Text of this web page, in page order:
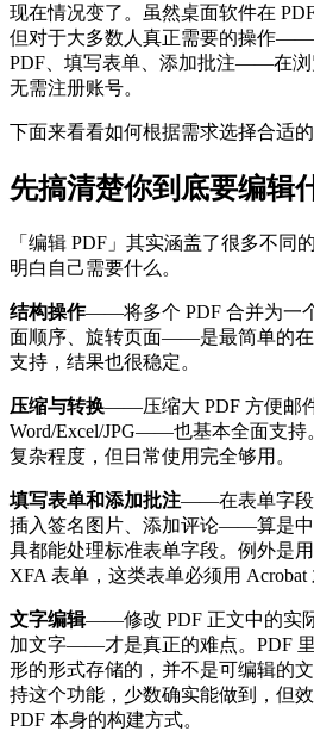
现在情况变了。虽然桌面软件在
但对于大多数人真正需要的操作
PDF、填写表单、添加批注——在浏
无需注册账号。
下面来看看如何根据需求选择合适的
先搞清楚你到底要编辑
「编辑 PDF」其实涵盖了很多不同
明白自己需要什么。
结构操作——将多个 PDF 合并为一
面顺序、旋转页面——是最简单的
支持，结果也很稳定。
压缩与转换——压缩大 PDF 方便邮
Word/Excel/JPG——也基本全面支持
复杂程度，但日常使用完全够用。
填写表单和添加批注——在表单字段
插入签名图片、添加评论——算是
具都能处理标准表单字段。例外是
XFA 表单，这类表单必须用 Acrobat
文字编辑——修改 PDF 正文中的实
加文字——才是真正的难点。PDF
形的形式存储的，并不是可编辑的
持这个功能，少数确实能做到，但
PDF 本身的构建方式。